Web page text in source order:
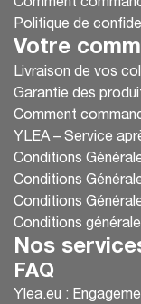
Comment
Politique de
Votre
Livraison de vos
Garantie des
Comment
YLEA – Service
Conditions
Conditions
Conditions
Conditions
Nos
FAQ
Ylea.eu :